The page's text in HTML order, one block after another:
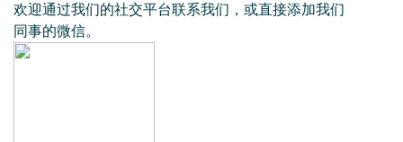
欢迎通过我们的社交平台联系我们，或直接添加我们
同事的微信。